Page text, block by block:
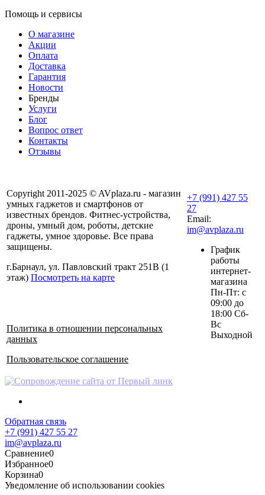
Помощь и сервисы
О магазине
Акции
Оплата
Доставка
Гарантия
Новости
Бренды
Услуги
Блог
Вопрос ответ
Контакты
Отзывы
Copyright 2011-2025 © AVplaza.ru - магазин
умных гаджетов и смартфонов от
известных брендов. Фитнес-устройства,
дроны, умный дом, роботы, детские
гаджеты, умное здоровье. Все права
защищены.
г.Барнаул, ул. Павловский тракт 251В (1
этаж) Посмотреть на карте
Политика в отношении персональных
данных
Пользовательское соглашение
+7 (991) 427 55
27
Email:
im@avplaza.ru
График
работы
интернет-
магазина
Пн-Пт: с
09:00 до
18:00 Сб-
Вс
Выходной
Обратная связь
+7 (991) 427 55 27
im@avplaza.ru
Сравнение0
Избранное0
Корзина0
Уведомление об использовании cookies